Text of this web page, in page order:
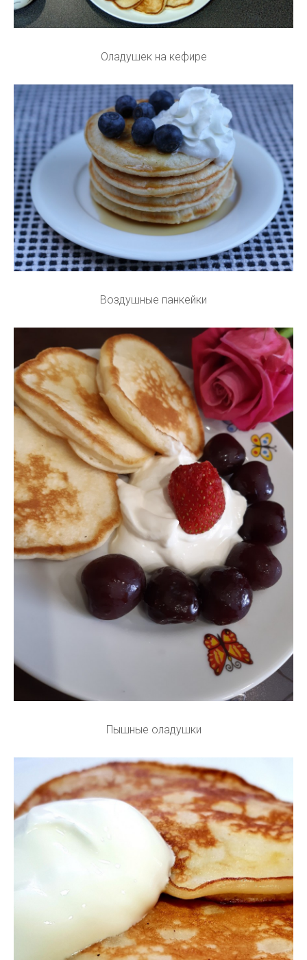
Оладушек на кефире
Воздушные панкейки
Пышные оладушки